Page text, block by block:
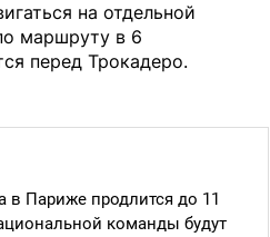
на отдельной
маршруту в 6
перед Трокадеро.
Париже продлится до 11
команды будут